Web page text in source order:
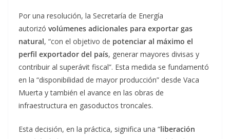
Por una resolución, la Secretaría de Energía
autorizó volúmenes adicionales para exportar gas
natural, “con el objetivo de potenciar al máximo el
perfil exportador del país, generar mayores divisas y
contribuir al superávit fiscal”. Esta medida se fundamentó
en la “disponibilidad de mayor producción” desde Vaca
Muerta y también el avance en las obras de
infraestructura en gasoductos troncales.
Esta decisión, en la práctica, significa una “liberación